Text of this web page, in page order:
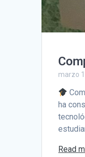
marzo
ha
Read